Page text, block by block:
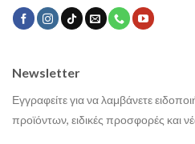
Newsletter
Εγγραφείτε για να λαμβάνετε
προϊόντων, ειδικές προσφορές και